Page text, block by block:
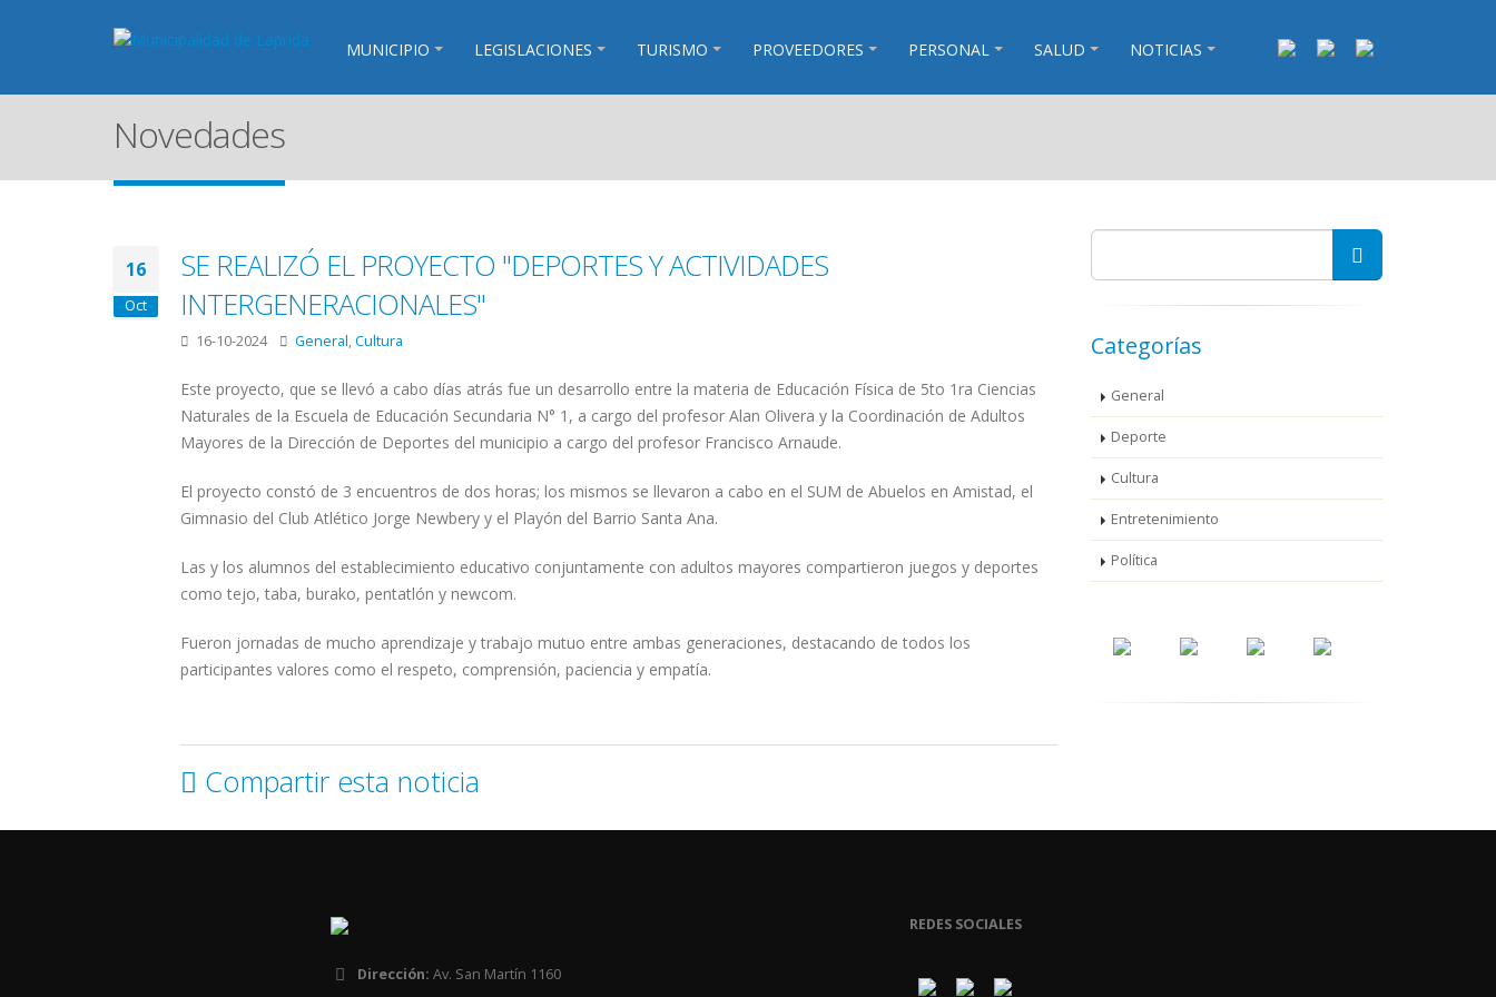
MUNICIPIO LEGISLACIONES TURISMO PROVEEDORES PERSONAL SALUD NOTICIAS
Novedades
16
Oct
SE REALIZÓ EL PROYECTO "DEPORTES Y ACTIVIDADES
INTERGENERACIONALES"
16-10-2024 General,Cultura
Este proyecto, que se llevó a cabo días atrás fue un desarrollo entre la materia de Educación Física de 5to 1ra Ciencias
Naturales de la Escuela de Educación Secundaria N° 1, a cargo del profesor Alan Olivera y la Coordinación de Adultos
Mayores de la Dirección de Deportes del municipio a cargo del profesor Francisco Arnaude.
El proyecto constó de 3 encuentros de dos horas; los mismos se llevaron a cabo en el SUM de Abuelos en Amistad, el
Gimnasio del Club Atlético Jorge Newbery y el Playón del Barrio Santa Ana.
Las y los alumnos del establecimiento educativo conjuntamente con adultos mayores compartieron juegos y deportes
como tejo, taba, burako, pentatlón y newcom.
Fueron jornadas de mucho aprendizaje y trabajo mutuo entre ambas generaciones, destacando de todos los
participantes valores como el respeto, comprensión, paciencia y empatía.
Compartir esta noticia
Categorías
General
Deporte
Cultura
Entretenimiento
Política
Dirección: Av. San Martín 1160
REDES SOCIALES